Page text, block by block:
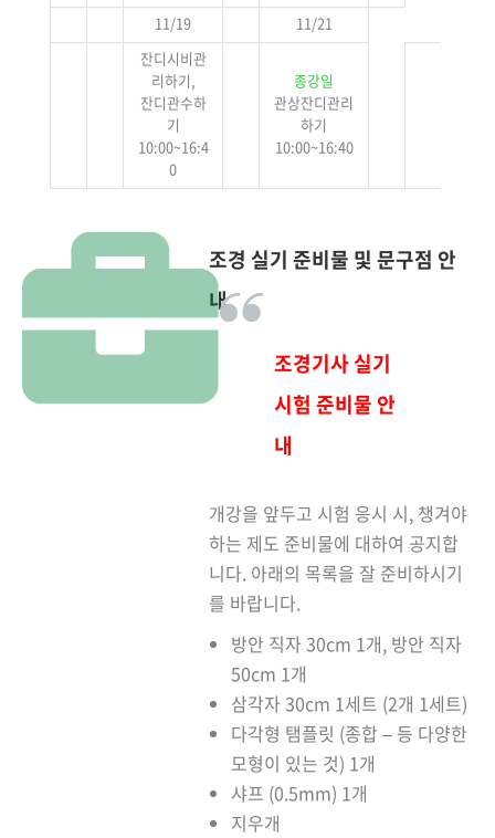
11/19
11/21
잔디시비관
리하기,
잔디관수하
기
10:00~16:4
0
종강일
관상잔디관리
하기
10:00~16:40
조경 실기 준비물 및 문구점 안
내
조경기사 실기
시험 준비물 안
내
개강을 앞두고 시험 응시 시, 챙겨야
하는 제도 준비물에 대하여 공지합
니다. 아래의 목록을 잘 준비하시기
를 바랍니다.
방안 직자 30cm 1개, 방안 직자
50cm 1개
삼각자 30cm 1세트 (2개 1세트)
다각형 탬플릿 (종합 – 등 다양한
모형이 있는 것) 1개
샤프 (0.5mm) 1개
지우개